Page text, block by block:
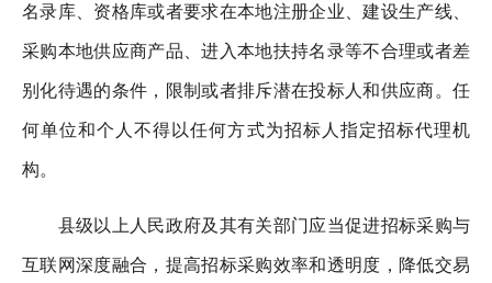
名录库、资格库或者要求在本地注册企业、建设生产线、
采购本地供应商产品、进入本地扶持名录等不合理或者差
别化待遇的条件，限制或者排斥潜在投标人和供应商。任
何单位和个人不得以任何方式为招标人指定招标代理机
构。
县级以上人民政府及其有关部门应当促进招标采购与
互联网深度融合，提高招标采购效率和透明度，降低交易